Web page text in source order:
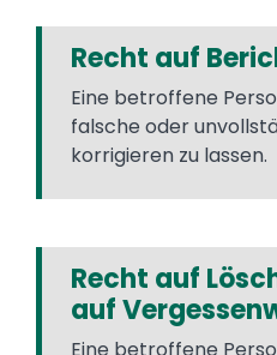
Recht auf
Eine betroffene
falsche oder
korrigieren zu lassen.
Recht auf
auf